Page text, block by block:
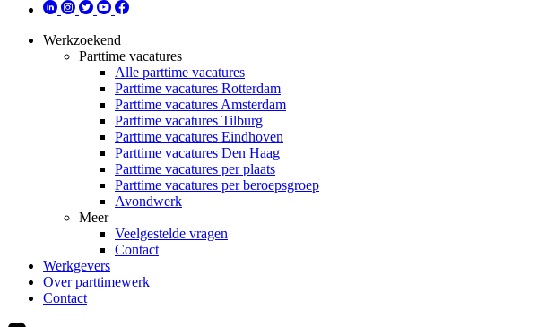
Werkzoekend
Parttime vacatures
Alle parttime vacatures
Parttime vacatures Rotterdam
Parttime vacatures Amsterdam
Parttime vacatures Tilburg
Parttime vacatures Eindhoven
Parttime vacatures Den Haag
Parttime vacatures per plaats
Parttime vacatures per beroepsgroep
Avondwerk
Meer
Veelgestelde vragen
Contact
Werkgevers
Over parttimewerk
Contact